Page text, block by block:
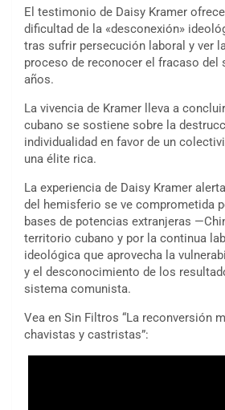
El testimonio de Daisy Kramer
dificultad de la «desconexión»
tras sufrir persecución laboral y ver
proceso de reconocer el fracaso del
años.
La vivencia de Kramer lleva a
cubano se sostiene sobre la
individualidad en favor de un
una élite rica.
La experiencia de Daisy Kramer
del hemisferio se ve comprometida
bases de potencias extranjeras
territorio cubano y por la continua
ideológica que aprovecha la
y el desconocimiento de los
sistema comunista.
Vea en Sin Filtros “La reconversión
chavistas y castristas”: